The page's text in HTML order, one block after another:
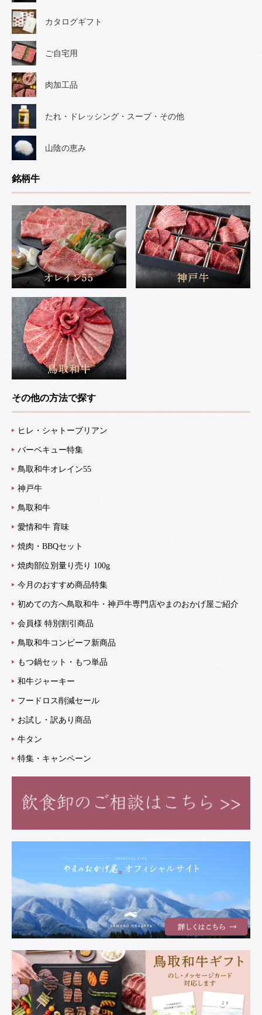
カタログギフト
ご自宅用
肉加工品
たれ・ドレッシング・スープ・その他
山陰の恵み
銘柄牛
その他の方法で探す
ヒレ・シャトーブリアン
バーベキュー特集
鳥取和牛オレイン55
神戸牛
鳥取和牛
愛情和牛 育味
焼肉・BBQセット
焼肉部位別量り売り 100g
今月のおすすめ商品特集
初めての方へ鳥取和牛・神戸牛専門店やまのおかげ屋ご紹介
会員様 特別割引商品
鳥取和牛コンビーフ新商品
もつ鍋セット・もつ単品
和牛ジャーキー
フードロス削減セール
お試し・訳あり商品
牛タン
特集・キャンペーン